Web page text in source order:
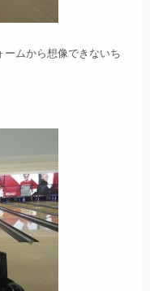
ームから想像できないち